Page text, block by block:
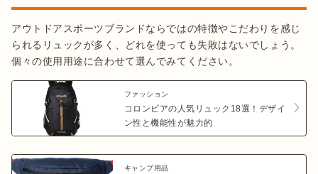
アウトドアスポーツブランドならではの特徴やこだわりを感じ
られるリュックが多く、どれを使っても失敗はないでしょう。
個々の使用用途に合わせて選んでみてください。
ファッション
コロンビアの人気リュック18選！デザイ
ン性と機能性が魅力的
キャンプ用品